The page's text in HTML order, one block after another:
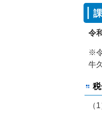
令
※
牛
（